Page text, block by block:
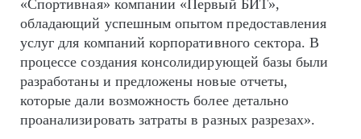
«Спортивная» компании «Первый БИТ»,
обладающий успешным опытом предоставления
услуг для компаний корпоративного сектора. В
процессе создания консолидирующей базы были
разработаны и предложены новые отчеты,
которые дали возможность более детально
проанализировать затраты в разных разрезах».